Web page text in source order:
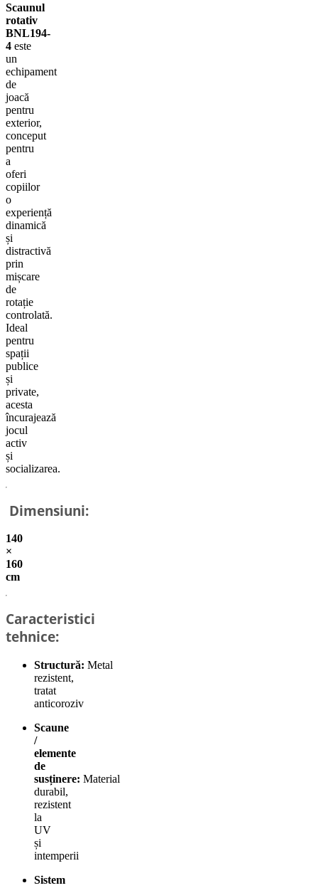
Scaunul
rotativ
BNL194-
4 este
un
echipament
de
joacă
pentru
exterior,
conceput
pentru
a
oferi
copiilor
o
experiență
dinamică
și
distractivă
prin
mișcare
de
rotație
controlată.
Ideal
pentru
spații
publice
și
private,
acesta
încurajează
jocul
activ
și
socializarea.
Dimensiuni:
140
×
160
cm
Caracteristici
tehnice:
Structură: Metal
rezistent,
tratat
anticoroziv
Scaune
/
elemente
de
susținere: Material
durabil,
rezistent
la
UV
și
intemperii
Sistem